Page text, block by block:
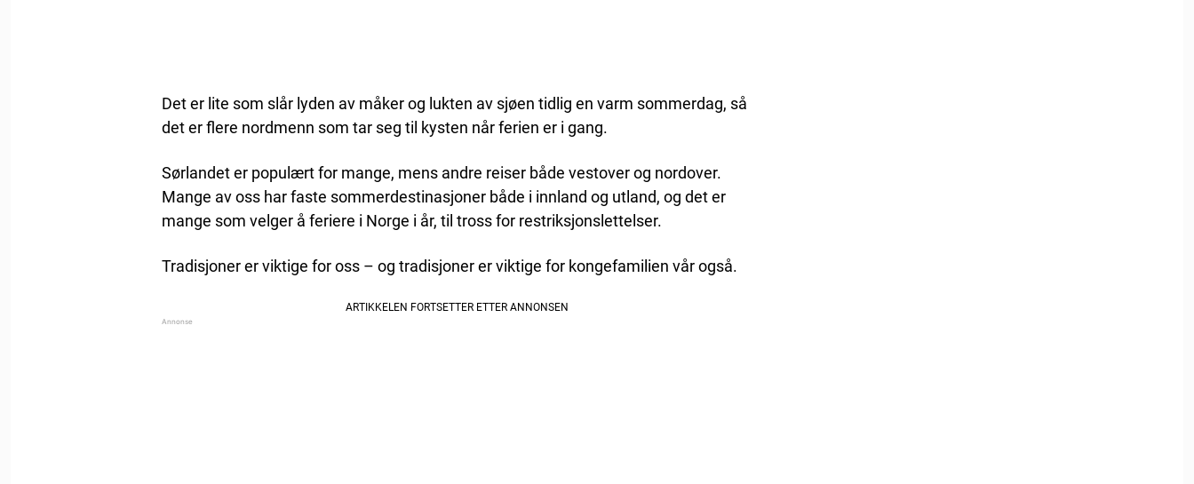
Det er lite som slår lyden av måker og lukten av sjøen tidlig en varm sommerdag, så
det er flere nordmenn som tar seg til kysten når ferien er i gang.
Sørlandet er populært for mange, mens andre reiser både vestover og nordover.
Mange av oss har faste sommerdestinasjoner både i innland og utland, og det er
mange som velger å feriere i Norge i år, til tross for restriksjonslettelser.
Tradisjoner er viktige for oss – og tradisjoner er viktige for kongefamilien vår også.